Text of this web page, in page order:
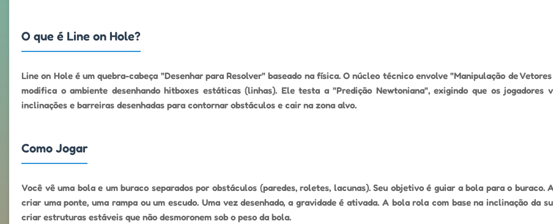
O que é Line on Hole?
Line on Hole é um quebra-cabeça "Desenhar para Resolver" baseado na física. O núcleo técnico envolve "Manipulação de
modifica o ambiente desenhando hitboxes estáticas (linhas). Ele testa a "Predição Newtoniana", exigindo que os
inclinações e barreiras desenhadas para contornar obstáculos e cair na zona alvo.
Como Jogar
Você vê uma bola e um buraco separados por obstáculos (paredes, roletes, lacunas). Seu objetivo é guiar a bola para o buraco.
criar uma ponte, uma rampa ou um escudo. Uma vez desenhado, a gravidade é ativada. A bola rola com base na inclinação da
criar estruturas estáveis ​​que não desmoronem sob o peso da bola.